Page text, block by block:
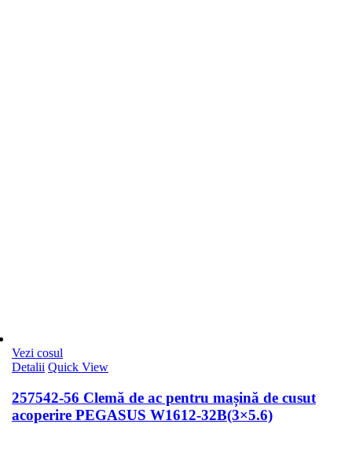
Vezi cosul
Detalii Quick View
257542-56 Clemă de ac pentru mașină de cusut
acoperire PEGASUS W1612-32B(3×5.6)